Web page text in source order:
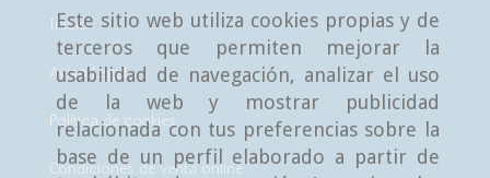
Este sitio web utiliza cookies propias y de
terceros que permiten mejorar la
usabilidad de navegación, analizar el uso
de la web y mostrar publicidad
relacionada con tus preferencias sobre la
base de un perfil elaborado a partir de
Inicio
Aviso Legal
Política de cookies
Condiciones de venta online